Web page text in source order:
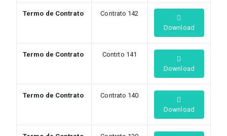
Termo de Contrato
Contrato 142
Download
Termo de Contrato
Contrto 141
Download
Termo de Contrato
Contrato 140
Download